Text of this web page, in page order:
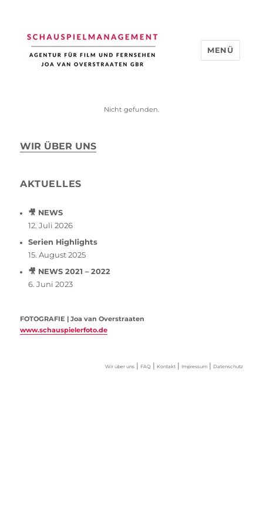
MENÜ
Nicht gefunden.
WIR ÜBER UNS
AKTUELLES
🎥 NEWS
12. Juli 2026
Serien Highlights
15. August 2025
🎥 NEWS 2021 – 2022
6. Juni 2023
FOTOGRAFIE | Joa van Overstraaten
www.schauspielerfoto.de
Wir über uns| FAQ| Kontakt| Impressum| Datenschutz